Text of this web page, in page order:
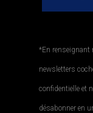
*En renseignant
newsletters
confidentielle et
désabonner en